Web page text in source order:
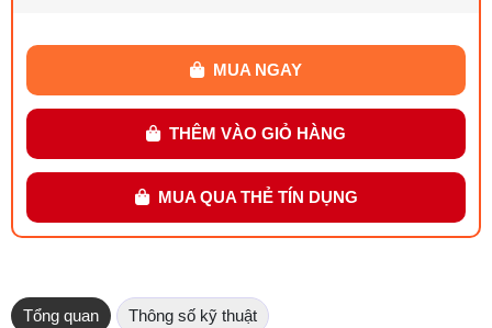
MUA NGAY
THÊM VÀO GIỎ HÀNG
MUA QUA THẺ TÍN DỤNG
Tổng quan Thông số kỹ thuật